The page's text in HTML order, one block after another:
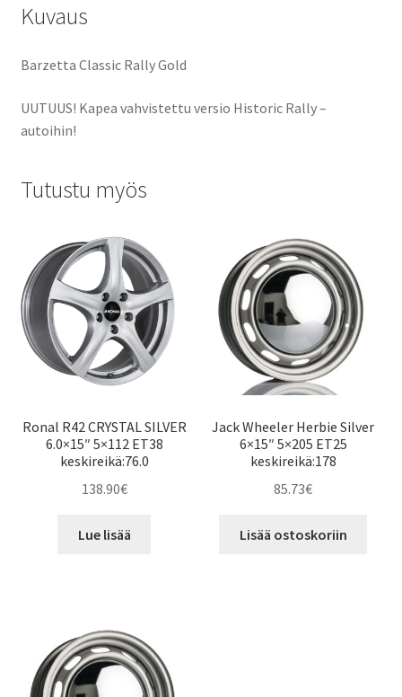
Kuvaus
Barzetta Classic Rally Gold
UUTUUS! Kapea vahvistettu versio Historic Rally –
autoihin!
Tutustu myös
Ronal R42 CRYSTAL SILVER
6.0×15″ 5×112 ET38
keskireikä:76.0
138.90€
Lue lisää
Jack Wheeler Herbie Silver
6×15″ 5×205 ET25
keskireikä:178
85.73€
Lisää ostoskoriin